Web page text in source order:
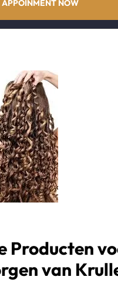
APPOINMENT NOW
Producten
van